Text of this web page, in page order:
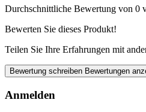
Durchschnittliche Bewertung von 0
Bewerten Sie dieses Produkt!
Teilen Sie Ihre Erfahrungen mit
Bewertung schreiben Bewertungen
Anmelden